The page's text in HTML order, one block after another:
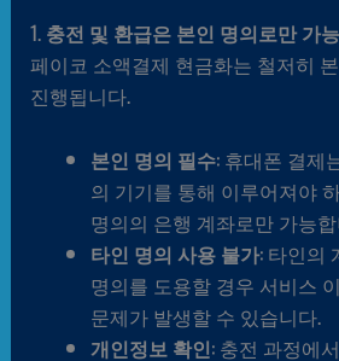
1. 충전 및 환급은 본인 명의로만 가능
페이코 소액결제 현금화는 철저히
진행됩니다.
본인 명의 필수: 휴대폰 결제
의 기기를 통해 이루어져야
명의의 은행 계좌로만 가능
타인 명의 사용 불가: 타인의
명의를 도용할 경우 서비스
문제가 발생할 수 있습니다.
개인정보 확인: 충전 과정에